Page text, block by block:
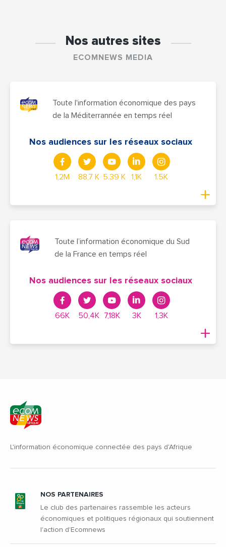
Nos autres sites
ECOMNEWS MEDIA
Toute l'information économique des pays
de la Méditerrannée en temps réel
Nos audiences sur les réseaux sociaux
1,2M 88,7 K 5.39 K 1,1K 1.5K
Toute l’information économique du Sud
de la France en temps réel
Nos audiences sur les réseaux sociaux
66K 50,4K 7,18K 3K 1,3K
L'information économique connectée des pays d'Afrique
NOS PARTENAIRES
Le club des partenaires rassemble les acteurs
économiques et politiques régionaux qui soutiennent
l'action d'Ecomnews